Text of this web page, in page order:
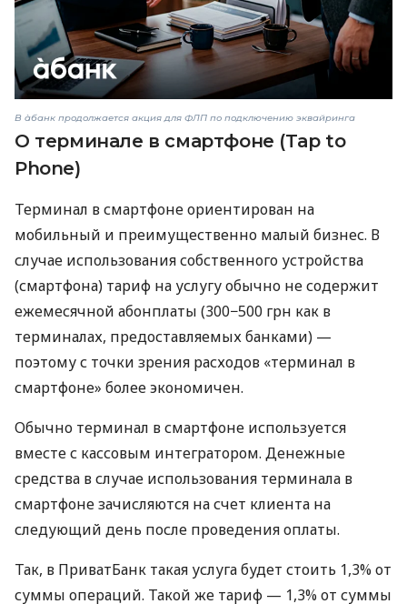
В àбанк продолжается акция для ФЛП по подключению эквайринга
О терминале в смартфоне (Tap to
Phone)
Терминал в смартфоне ориентирован на
мобильный и преимущественно малый бизнес. В
случае использования собственного устройства
(смартфона) тариф на услугу обычно не содержит
ежемесячной абонплаты (300−500 грн как в
терминалах, предоставляемых банками) —
поэтому с точки зрения расходов «терминал в
смартфоне» более экономичен.
Обычно терминал в смартфоне используется
вместе с кассовым интегратором. Денежные
средства в случае использования терминала в
смартфоне зачисляются на счет клиента на
следующий день после проведения оплаты.
Так, в ПриватБанк такая услуга будет стоить 1,3% от
суммы операций. Такой же тариф — 1,3% от суммы